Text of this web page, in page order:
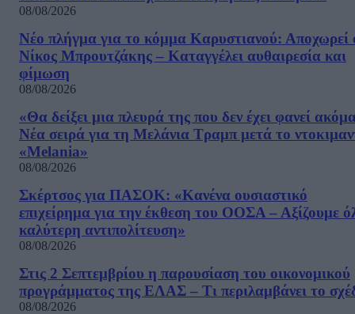
08/08/2026
Νέο πλήγμα για το κόμμα Καρυστιανού: Αποχωρεί
Νίκος Μπρουτζάκης – Καταγγέλει αυθαιρεσία και
φίμωση
08/08/2026
«Θα δείξει μια πλευρά της που δεν έχει φανεί
Νέα σειρά για τη Μελάνια Τραμπ μετά το
«Melania»
08/08/2026
Σκέρτσος για ΠΑΣΟΚ: «Κανένα ουσιαστικό
επιχείρημα για την έκθεση του ΟΟΣΑ – Αξίζουμε
καλύτερη αντιπολίτευση»
08/08/2026
Στις 2 Σεπτεμβρίου η παρουσίαση του οικονομικού
προγράμματος της ΕΛΑΣ – Τι περιλαμβάνει το
08/08/2026